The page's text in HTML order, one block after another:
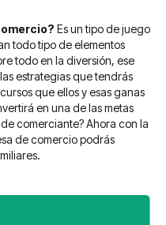
Es un tipo de juego
todo tipo de elementos
todo en la diversión, ese
estrategias que tendrás
que ellos y esas ganas
en una de las metas
comerciante? Ahora con la
de comercio podrás